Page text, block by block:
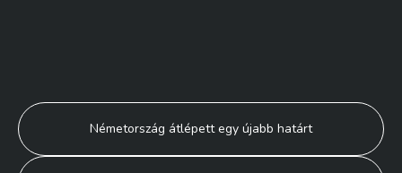
Bejegyzés
navigáció
Németország átlépett egy újabb határt